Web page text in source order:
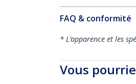
FAQ & conformité
* L’apparence et les
Vous